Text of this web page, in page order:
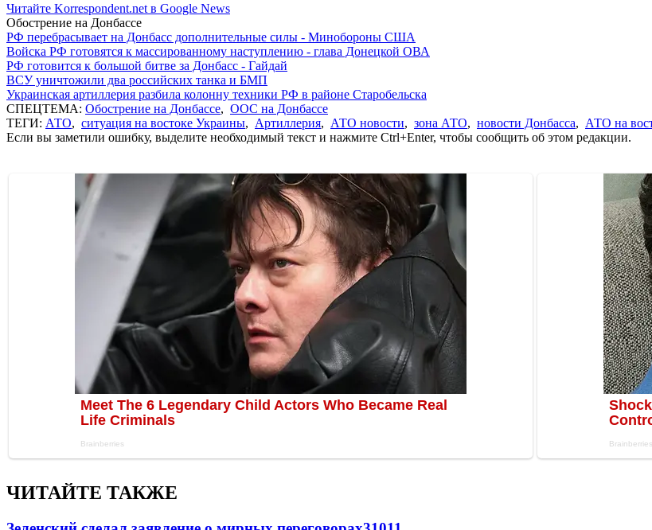
Читайте Korrespondent.net в Google News
Обострение на Донбассе
РФ перебрасывает на Донбасс дополнительные силы - Минобороны США
Войска РФ готовятся к массированному наступлению - глава Донецкой ОВА
РФ готовится к большой битве за Донбасс - Гайдай
ВСУ уничтожили два российских танка и БМП
Украинская артиллерия разбила колонну техники РФ в районе Старобельска
СПЕЦТЕМА: Обострение на Донбассе, ООС на Донбассе
ТЕГИ: АТО, ситуация на востоке Украины, Артиллерия, АТО новости, зона АТО, новости Донбасса, АТО на
Если вы заметили ошибку, выделите необходимый текст и нажмите Ctrl+Enter, чтобы сообщить об этом редакции.
ЧИТАЙТЕ ТАКЖЕ